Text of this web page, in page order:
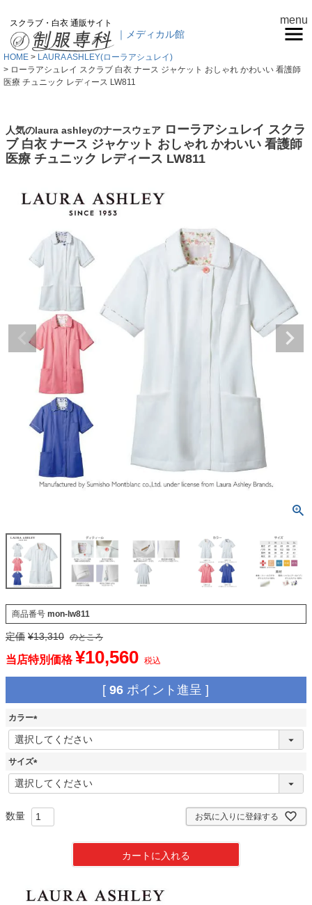
スクラブ・白衣 通販サイト
｜メディカル館
menu
HOME
LAURA ASHLEY(ローラアシュレイ)
ローラアシュレイ スクラブ 白衣 ナース ジャケット おしゃれ かわいい 看護師
医療 チュニック レディース LW811
人気のlaura ashleyのナースウェア ローラアシュレイ スクラ
ブ 白衣 ナース ジャケット おしゃれ かわいい 看護師
医療 チュニック レディース LW811
商品番号 mon-lw811
定価 ¥13,310 のところ
当店特別価格 ¥10,560 税込
[ 96 ポイント進呈 ]
カラー
(
必
須
サイズ
(
必
お気に入りに登録する
カートに入れる